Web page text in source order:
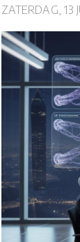
ZATERDAG, 13